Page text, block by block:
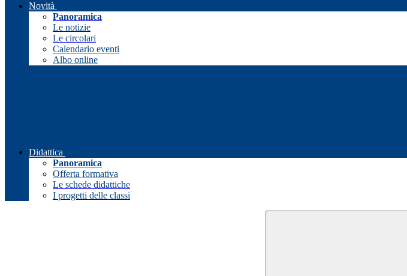
Novità
Panoramica
Le notizie
Le circolari
Calendario eventi
Albo online
Didattica
Panoramica
Offerta formativa
Le schede didattiche
I progetti delle classi